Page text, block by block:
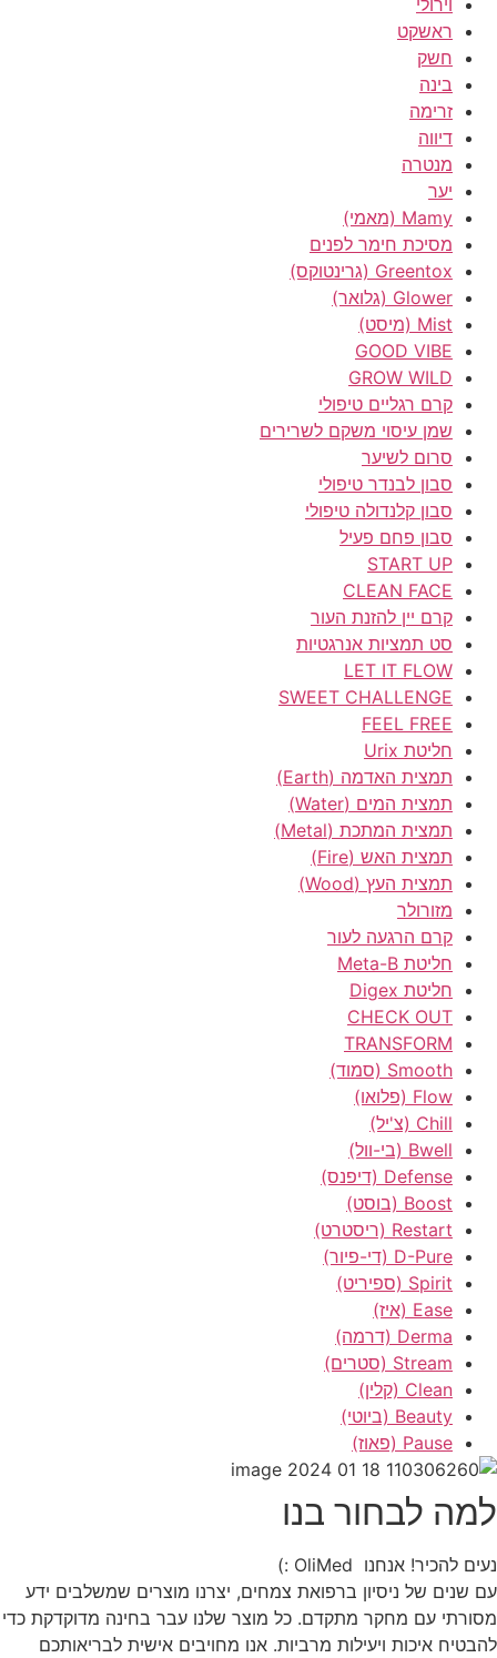
וירולי
ראשקט
חשק
בינה
זרימה
דיווה
מנטרה
יער
Mamy (מאמי)
מסיכת חימר לפנים
Greentox (גרינטוקס)
Glower (גלואר)
Mist (מיסט)
GOOD VIBE
GROW WILD
קרם רגליים טיפולי
שמן עיסוי משקם לשרירים
סרום לשיער
סבון לבנדר טיפולי
סבון קלנדולה טיפולי
סבון פחם פעיל
START UP
CLEAN FACE
קרם יין להזנת העור
סט תמציות אנרגטיות
LET IT FLOW
SWEET CHALLENGE
FEEL FREE
חליטת Urix
תמצית האדמה (Earth)
תמצית המים (Water)
תמצית המתכת (Metal)
תמצית האש (Fire)
תמצית העץ (Wood)
מזורולר
קרם הרגעה לעור
חליטת Meta-B
חליטת Digex
CHECK OUT
TRANSFORM
Smooth (סמוד)
Flow (פלואו)
Chill (צ'יל)
Bwell (בי-וול)
Defense (דיפנס)
Boost (בוסט)
Restart (ריסטרט)
D-Pure (די-פיור)
Spirit (ספיריט)
Ease (איז)
Derma (דרמה)
Stream (סטרים)
Clean (קלין)
Beauty (ביוטי)
Pause (פאוז)
למה לבחור בנו
נעים להכיר! אנחנו OliMed :)
עם שנים של ניסיון ברפואת צמחים, יצרנו מוצרים שמשלבים ידע
מסורתי עם מחקר מתקדם. כל מוצר שלנו עבר בחינה מדוקדקת כדי
להבטיח איכות ויעילות מרביות. אנו מחויבים אישית לבריאותכם